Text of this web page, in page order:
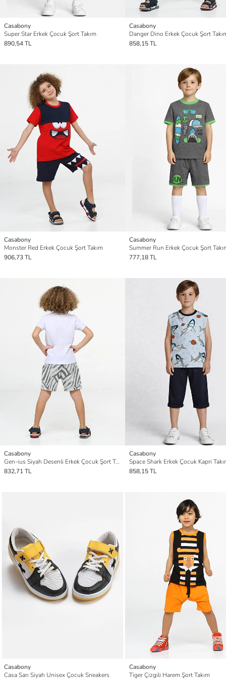
Casabony
Super Star Erkek Çocuk Şort Takım
890,54 TL
Casabony
Danger Dino Erkek Çocuk Şort
858,15 TL
Casabony
Monster Red Erkek Çocuk Şort Takım
906,73 TL
Casabony
Summer Run Erkek Çocuk Şort
777,18 TL
Casabony
Gen-ius Siyah Desenli Erkek Çocuk Şort Takım
832,71 TL
Casabony
Space Shark Erkek Çocuk Kapri
858,15 TL
Casabony
Casa Sarı Siyah Unisex Çocuk Sneakers
Casabony
Tiger Çizgili Harem Şort Takım